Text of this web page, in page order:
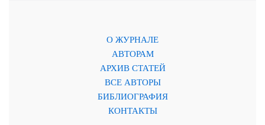
О ЖУРНАЛЕ
АВТОРАМ
АРХИВ СТАТЕЙ
ВСЕ АВТОРЫ
БИБЛИОГРАФИЯ
КОНТАКТЫ